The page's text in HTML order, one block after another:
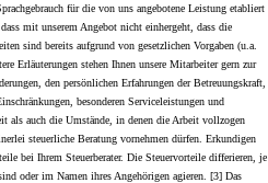
für die von uns angebotene Leistung etabliert
mit unserem Angebot nicht einhergeht, dass die
sind bereits aufgrund von gesetzlichen Vorgaben (u.a.
Erläuterungen stehen Ihnen unsere Mitarbeiter gern zur
den persönlichen Erfahrungen der Betreuungskraft,
besonderen Serviceleistungen und
als auch die Umstände, in denen die Arbeit vollzogen
steuerliche Beratung vornehmen dürfen. Erkundigen
bei Ihrem Steuerberater. Die Steuervorteile differieren, je
oder im Namen ihres Angehörigen agieren. [3] Das